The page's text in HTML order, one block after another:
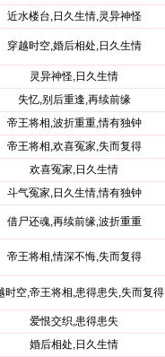
近水楼台,日久生情,灵异神怪
穿越时空,婚后相处,日久生情
灵异神怪,日久生情
失忆,别后重逢,再续前缘
帝王将相,波折重重,情有独钟
帝王将相,欢喜冤家,失而复得
欢喜冤家,日久生情
斗气冤家,日久生情,情有独钟
借尸还魂,再续前缘,波折重重
帝王将相,情深不悔,失而复得
时空,帝王将相,患得患失,失而复得
爱恨交织,患得患失
婚后相处,日久生情